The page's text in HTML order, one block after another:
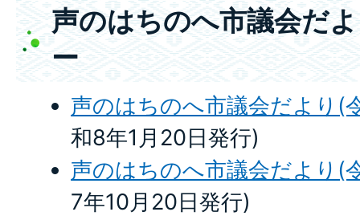
声のはちのへ市議会だ
ー
声のはちのへ市議会だより(
和8年1月20日発行)
声のはちのへ市議会だより(
7年10月20日発行)